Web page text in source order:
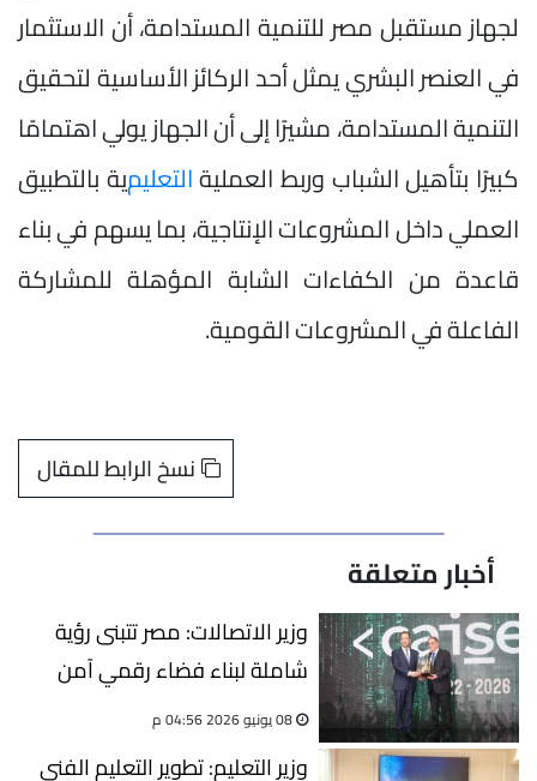
لجهاز مستقبل مصر للتنمية المستدامة، أن الاستثمار
في العنصر البشري يمثل أحد الركائز الأساسية لتحقيق
التنمية المستدامة، مشيرًا إلى أن الجهاز يولي اهتمامًا
كبيرًا بتأهيل الشباب وربط العمليةالتعليمية بالتطبيق
العملي داخل المشروعات الإنتاجية، بما يسهم في بناء
قاعدة من الكفاءات الشابة المؤهلة للمشاركة
الفاعلة في المشروعات القومية.
نسخ الرابط للمقال
أخبار متعلقة
وزير الاتصالات: مصر تتبنى رؤية
شاملة لبناء فضاء رقمي آمن
08 يونيو 2026 04:56 م
وزير التعليم: تطوير التعليم الفني